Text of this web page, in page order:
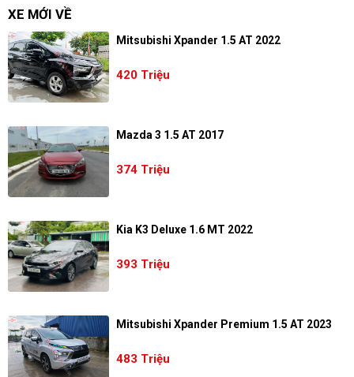
XE MỚI VỀ
Mitsubishi Xpander 1.5 AT 2022
420 Triệu
Mazda 3 1.5 AT 2017
374 Triệu
Kia K3 Deluxe 1.6 MT 2022
393 Triệu
Mitsubishi Xpander Premium 1.5 AT 2023
483 Triệu